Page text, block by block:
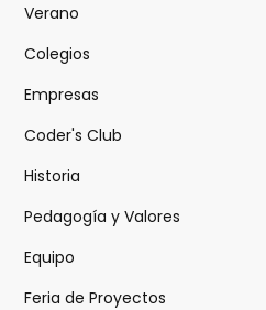
Verano
Colegios
Empresas
Coder's Club
Historia
Pedagogía y Valores
Equipo
Feria de Proyectos